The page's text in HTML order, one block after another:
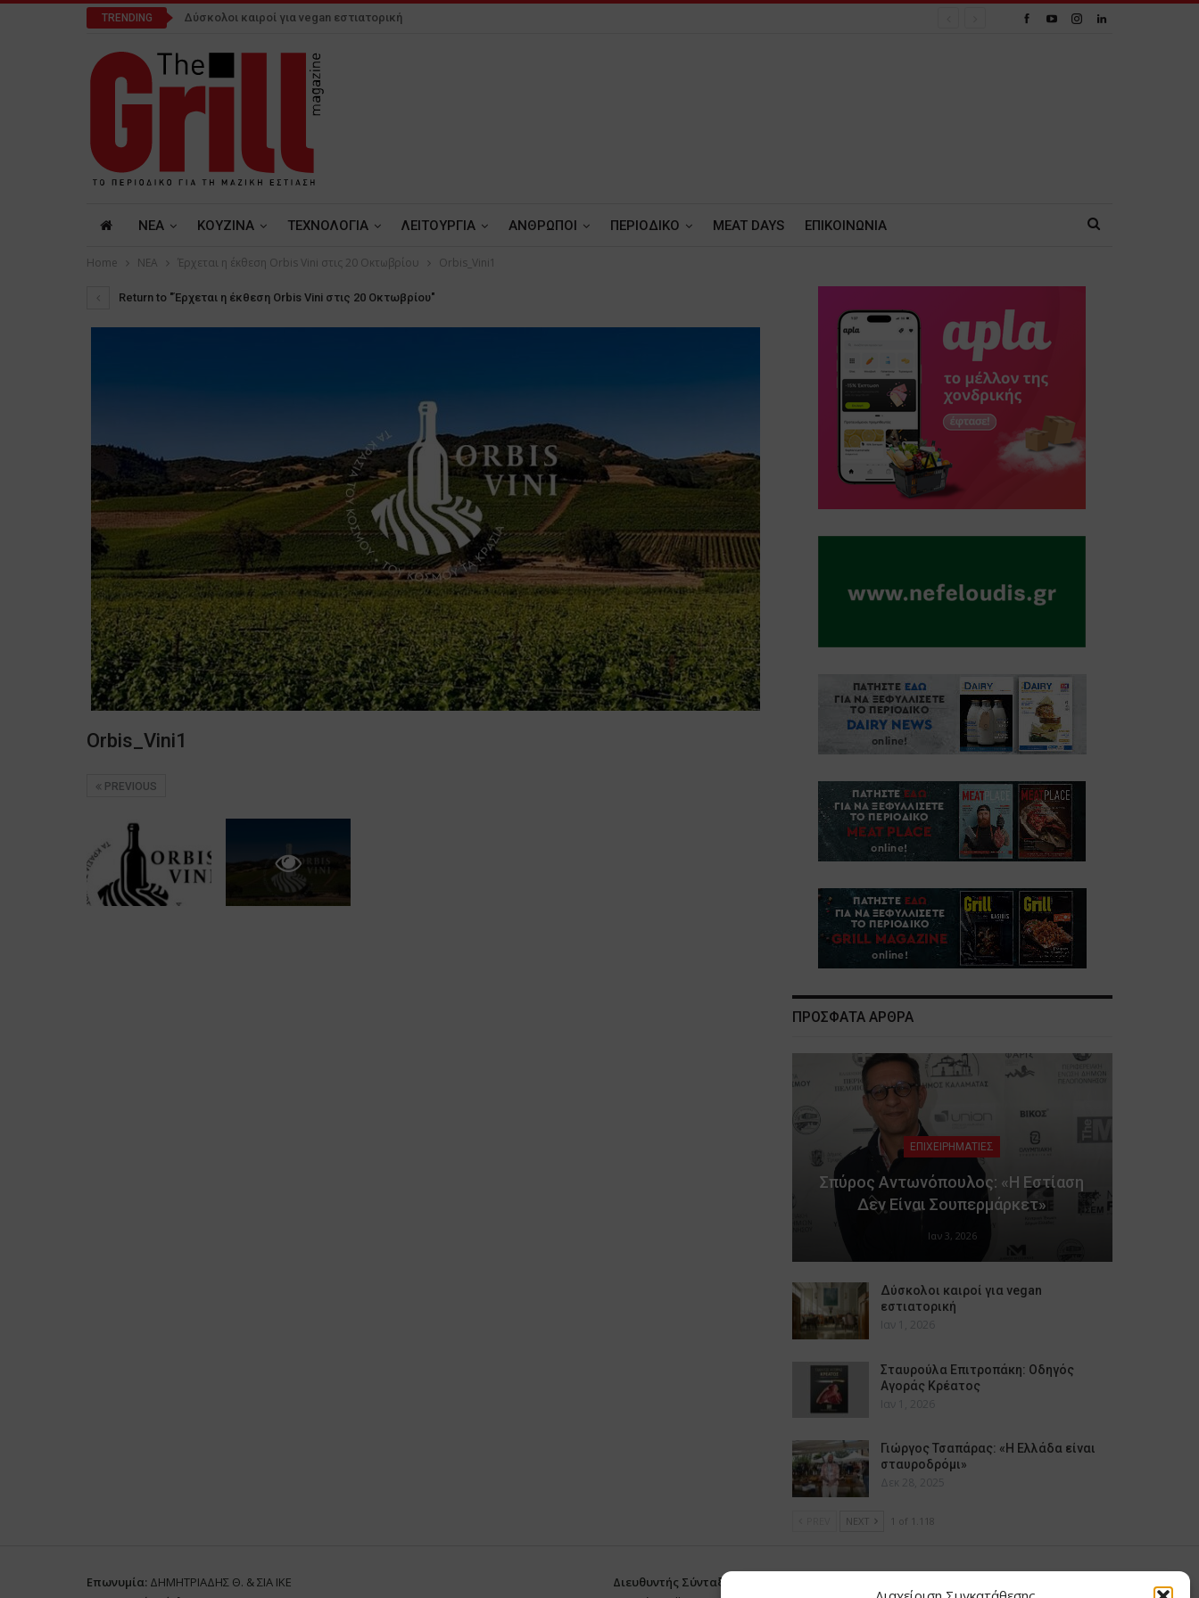
TRENDING Δύσκολοι καιροί για vegan εστιατορική
NEA ΚΟΥΖΙΝΑ ΤΕΧΝΟΛΟΓΙΑ ΛΕΙΤΟΥΡΓΙΑ ΑΝΘΡΩΠΟΙ ΠΕΡΙΟΔΙΚΟ MEAT DAYS ΕΠΙΚΟΙΝΩΝΙΑ
Home NEA Έρχεται η έκθεση Orbis Vini στις 20 Οκτωβρίου Orbis_Vini1
Return to "Έρχεται η έκθεση Orbis Vini στις 20 Οκτωβρίου"
Orbis_Vini1
PREVIOUS
ΠΡΟΣΦΑΤΑ ΑΡΘΡΑ
ΕΠΙΧΕΙΡΗΜΑΤΙΕΣ
Σπύρος Αντωνόπουλος: «Η Εστίαση
Δεν Είναι Σουπερμάρκετ»
Ιαν 3, 2026
Δύσκολοι καιροί για vegan
εστιατορική
Ιαν 1, 2026
Σταυρούλα Επιτροπάκη: Οδηγός
Αγοράς Κρέατος
Ιαν 1, 2026
Γιώργος Τσαπάρας: «Η Ελλάδα είναι
σταυροδρόμι»
Δεκ 28, 2025
NEXT 1 of 1.118
Επωνυμία: ΔΗΜΗΤΡΙΑΔΗΣ Θ. & ΣΙΑ ΙΚΕ
Διευθυντής Σύνταξης: